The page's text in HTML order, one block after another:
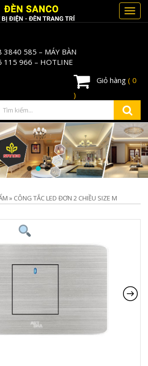
3840 585 – MÁY BÀN
115 966 – HOTLINE
Giỏ hàng ( 0
)
» CÔNG TẮC LED ĐƠN 2 CHIỀU SIZE M